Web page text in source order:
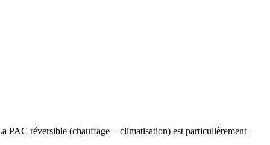
PAC réversible (chauffage + climatisation) est particulièrement